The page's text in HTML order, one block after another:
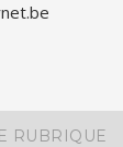
RUBRIQUE